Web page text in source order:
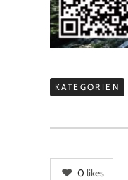
KATEGORIEN
0 likes